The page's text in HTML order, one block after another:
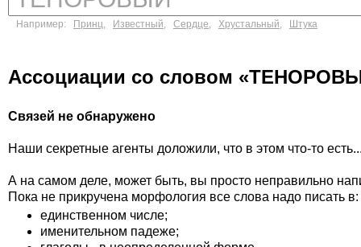
Например: Принц, Известный, Сердце, Хрустальный, Штука
Ассоциации со словом
Связей не обнаружено
Наши секретные агенты доложили, что в этом что-то
А на самом деле, может быть, вы просто неправильно
Пока не прикручена морфология все слова надо писать в:
единственном числе;
именительном падеже;